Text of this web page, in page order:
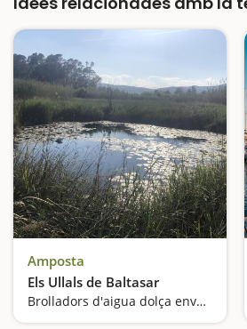
Amposta
Els Ullals de Baltasar
Brolladors d'aigua dolça envoltats d'eucaliptus